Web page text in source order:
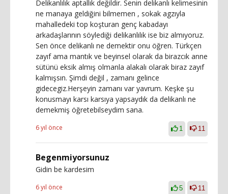
Delikanlılık aptallık değildir. Senin delikanlı kelimesinin
ne manaya geldiğini bilmemen , sokak agzıyla
mahalledeki top koşturan genç kabadayı
arkadaşlarının söylediği delikanlılık ise biz almıyoruz.
Sen önce delikanlı ne demektir onu öğren. Türkçen
zayıf ama mantık ve beyinsel olarak da birazcık anne
sütünü eksik almış olmanla alakalı olarak biraz zayıf
kalmışsın. Şimdi değil , zamanı gelince
gidecegiz.Herşeyin zamanı var yavrum. Keşke şu
konusmayı karsı karsıya yapsaydık da delikanlı ne
demekmiş öğretebilseydim sana.
6 yıl önce 1 11
Begenmiyorsunuz
Gidin be kardesim
6 yıl önce 5 11